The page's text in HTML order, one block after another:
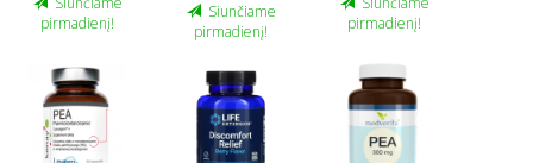
pirmadienį!
Siunčiame
pirmadienį!
pirmadienį!